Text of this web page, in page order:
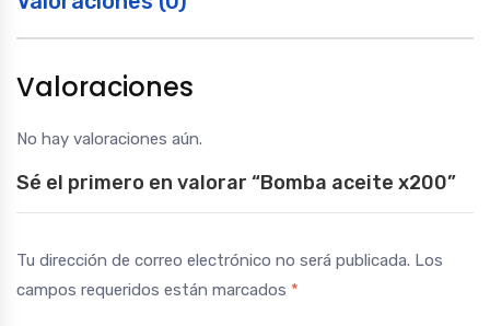
Valoraciones
No hay valoraciones aún.
Sé el primero en valorar “Bomba aceite x200”
Tu dirección de correo electrónico no será publicada. Los
campos requeridos están marcados *